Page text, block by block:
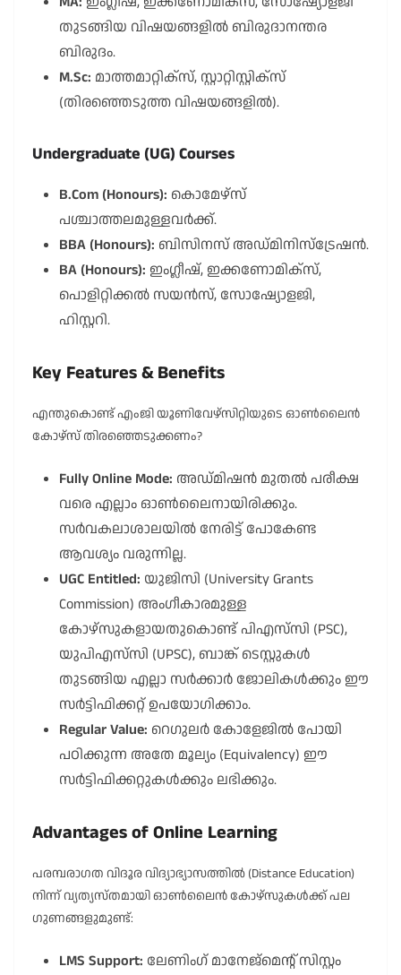
തുടങ്ങിയ വിഷയങ്ങളിൽ ബിരുദാനന്തര
ബിരുദം.
M.Sc: മാത്തമാറ്റിക്സ്, സ്റ്റാറ്റിസ്റ്റിക്സ്
(തിരഞ്ഞെടുത്ത വിഷയങ്ങളിൽ).
Undergraduate (UG) Courses
B.Com (Honours): കൊമേഴ്സ്
പശ്ചാത്തലമുള്ളവർക്ക്.
BBA (Honours): ബിസിനസ് അഡ്മിനിസ്ട്രേഷൻ.
BA (Honours): ഇംഗ്ലീഷ്, ഇക്കണോമിക്സ്,
പൊളിറ്റിക്കൽ സയൻസ്, സോഷ്യോളജി,
ഹിസ്റ്ററി.
Key Features & Benefits
എന്തുകൊണ്ട് എംജി യൂണിവേഴ്സിറ്റിയുടെ ഓൺലൈൻ
കോഴ്സ് തിരഞ്ഞെടുക്കണം?
Fully Online Mode: അഡ്മിഷൻ മുതൽ പരീക്ഷ
വരെ എല്ലാം ഓൺലൈനായിരിക്കും.
സർവകലാശാലയിൽ നേരിട്ട് പോകേണ്ട
ആവശ്യം വരുന്നില്ല.
UGC Entitled: യുജിസി (University Grants
Commission) അംഗീകാരമുള്ള
കോഴ്സുകളായതുകൊണ്ട് പിഎസ്‌സി (PSC),
യുപിഎസ്‌സി (UPSC), ബാങ്ക് ടെസ്റ്റുകൾ
തുടങ്ങിയ എല്ലാ സർക്കാർ ജോലികൾക്കും ഈ
സർട്ടിഫിക്കറ്റ് ഉപയോഗിക്കാം.
Regular Value: റെഗുലർ കോളേജിൽ പോയി
പഠിക്കുന്ന അതേ മൂല്യം (Equivalency) ഈ
സർട്ടിഫിക്കറ്റുകൾക്കും ലഭിക്കും.
Advantages of Online Learning
പരമ്പരാഗത വിദൂര വിദ്യാഭ്യാസത്തിൽ (Distance Education)
നിന്ന് വ്യത്യസ്തമായി ഓൺലൈൻ കോഴ്സുകൾക്ക് പല
ഗുണങ്ങളുമുണ്ട്:
LMS Support: ലേണിംഗ് മാനേജ്‌മെന്റ് സിസ്റ്റം